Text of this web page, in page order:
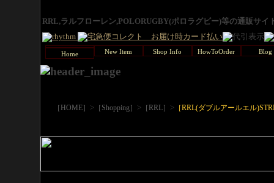
RRL,ラルフローレン,POLORUGBY(ポロラグビー)等の通販サ
Home New Item Shop Info HowToOrder Blog
［HOME］ > ［Shopping］ > ［RRL］ > ［RRL(ダブルアールエル